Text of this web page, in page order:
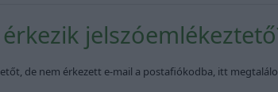
de nem érkezett e-mail a postafiókodba, itt